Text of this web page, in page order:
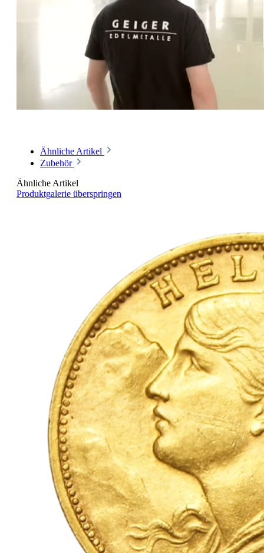
Ähnliche Artikel
Zubehör
Ähnliche Artikel
Produktgalerie überspringen